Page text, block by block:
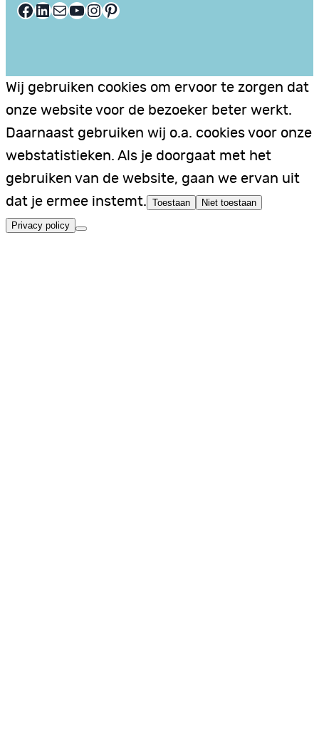
Facebook LinkedIn E-mail YouTube InstagramPinterest
Wij gebruiken cookies om ervoor te zorgen dat
onze website voor de bezoeker beter werkt.
Daarnaast gebruiken wij o.a. cookies voor onze
webstatistieken. Als je doorgaat met het
gebruiken van de website, gaan we ervan uit
dat je ermee instemt. Toestaan Niet toestaan
Privacy policy